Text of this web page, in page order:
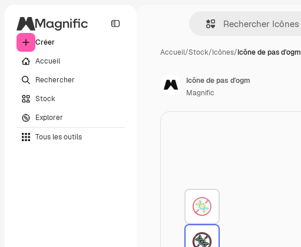
Créer
Accueil
Rechercher
Stock
Explorer
Tous les outils
Accueil/Stock/Icônes/Icône de pas d'ogm
Icône de pas d'ogm
Magnific